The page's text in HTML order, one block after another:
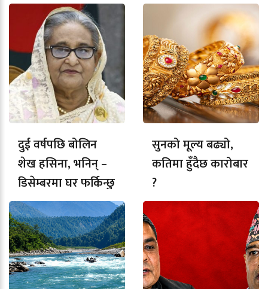
दुई वर्षपछि बोलिन
शेख हसिना, भनिन् –
डिसेम्बरमा घर फर्किन्छु
सुनको मूल्य बढ्यो,
कतिमा हुँदैछ कारोबार
?